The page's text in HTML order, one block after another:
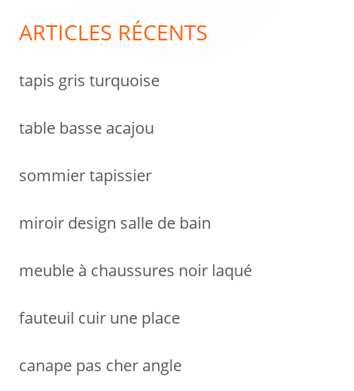
latérale
h
r
e
ARTICLES RÉCENTS
tapis gris turquoise
table basse acajou
sommier tapissier
miroir design salle de bain
meuble à chaussures noir laqué
fauteuil cuir une place
canape pas cher angle